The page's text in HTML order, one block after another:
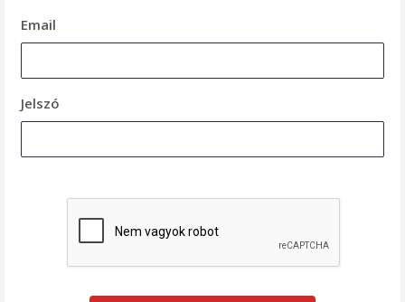
Email
Jelszó